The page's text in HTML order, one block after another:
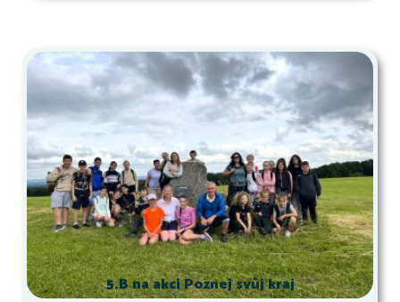
5.B na akci Poznej svůj kraj